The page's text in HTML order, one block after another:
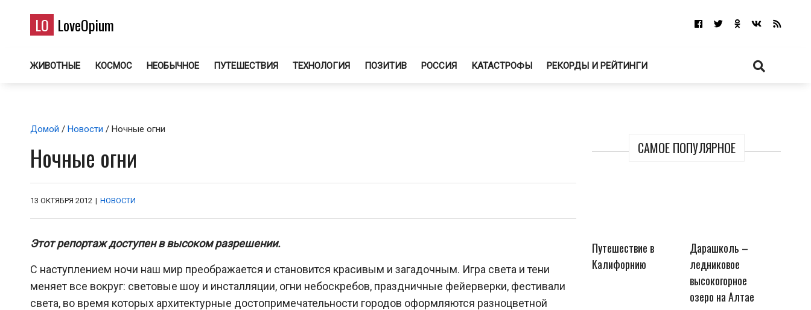
LO LoveOpium
ЖИВОТНЫЕ КОСМОС НЕОБЫЧНОЕ ПУТЕШЕСТВИЯ ТЕХНОЛОГИЯ ПОЗИТИВ РОССИЯ КАТАСТРОФЫ РЕКОРДЫ И РЕЙТИНГИ
САМОЕ ПОПУЛЯРНОЕ
Путешествие в
Калифорнию
Дарашколь –
ледниковое
высокогорное
озеро на Алтае
Домой / Новости / Ночные огни
Ночные огни
13 ОКТЯБРЯ 2012 | НОВОСТИ
Этот репортаж доступен в высоком разрешении.
С наступлением ночи наш мир преображается и становится красивым и загадочным. Игра света и тени
меняет все вокруг: световые шоу и инсталляции, огни небоскребов, праздничные фейерверки, фестивали
света, во время которых архитектурные достопримечательности городов оформляются разноцветной